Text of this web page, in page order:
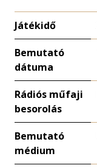
Játékidő
Bemutató
dátuma
Rádiós műfaji
besorolás
Bemutató
médium